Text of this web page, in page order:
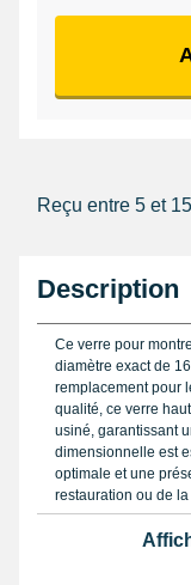
Reçu entre 5 et
Description
Ce verre pour
diamètre exact de
remplacement pour
qualité, ce verre
usiné, garantissant
dimensionnelle est
optimale et une
restauration ou de
La qualité du
transparence au